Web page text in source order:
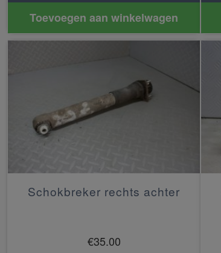
Toevoegen aan winkelwagen
Schokbreker rechts achter
€35.00